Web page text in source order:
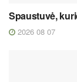
Spaustuvė,
2026 08 07